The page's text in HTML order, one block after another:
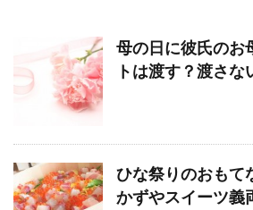
母の日に彼氏のお
トは渡す？渡さ
ひな祭りのおもて
かずやスイーツ義